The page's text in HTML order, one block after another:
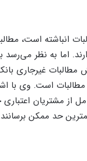
انباشته است،
اما به نظر
غیرجاری
است. وی با
مشتریان
حد ممکن